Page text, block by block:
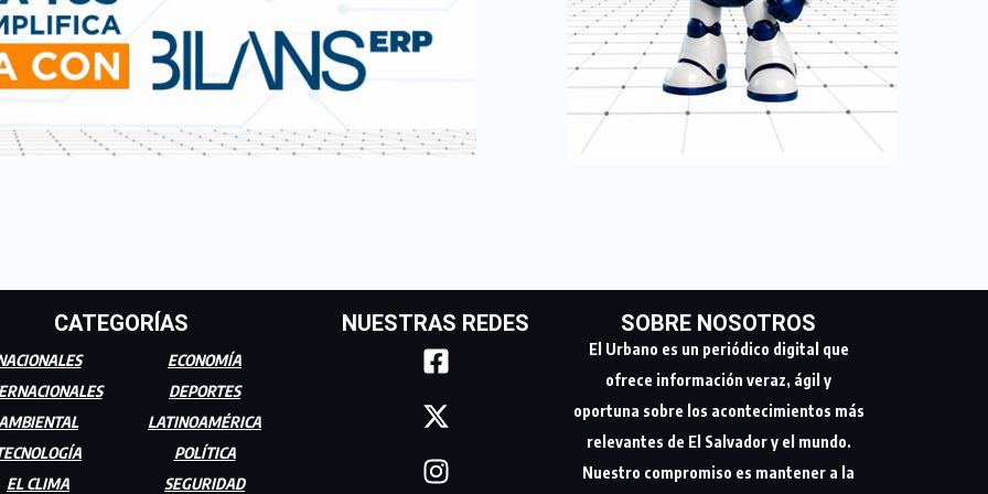
CATEGORÍAS
EL CLIMA
ECONOMÍA
DEPORTES
LATINOAMÉRICA
POLÍTICA
SEGURIDAD
NUESTRAS REDES SOBRE NOSOTROS
El Urbano es un periódico digital que
ofrece información veraz, ágil y
oportuna sobre los acontecimientos más
relevantes de El Salvador y el mundo.
Nuestro compromiso es mantener a la